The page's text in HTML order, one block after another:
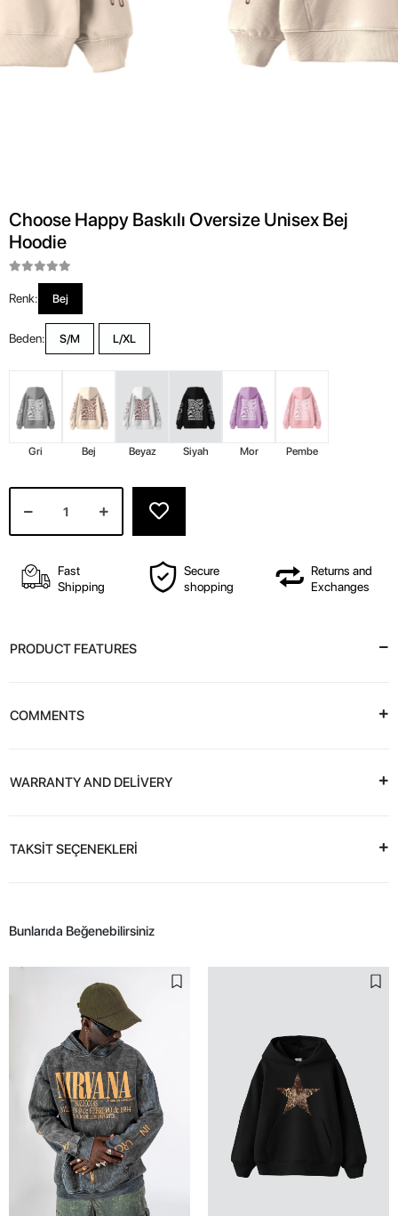
Choose Happy Baskılı Oversize Unisex Bej
Hoodie
Renk: Bej
Beden: S/M L/XL
Gri Bej Beyaz Siyah Mor Pembe
Fast
Shipping
Secure
shopping
Returns and
Exchanges
PRODUCT FEATURES
COMMENTS
WARRANTY AND DELİVERY
TAKSİT SEÇENEKLERİ
Bunlarıda Beğenebilirsiniz